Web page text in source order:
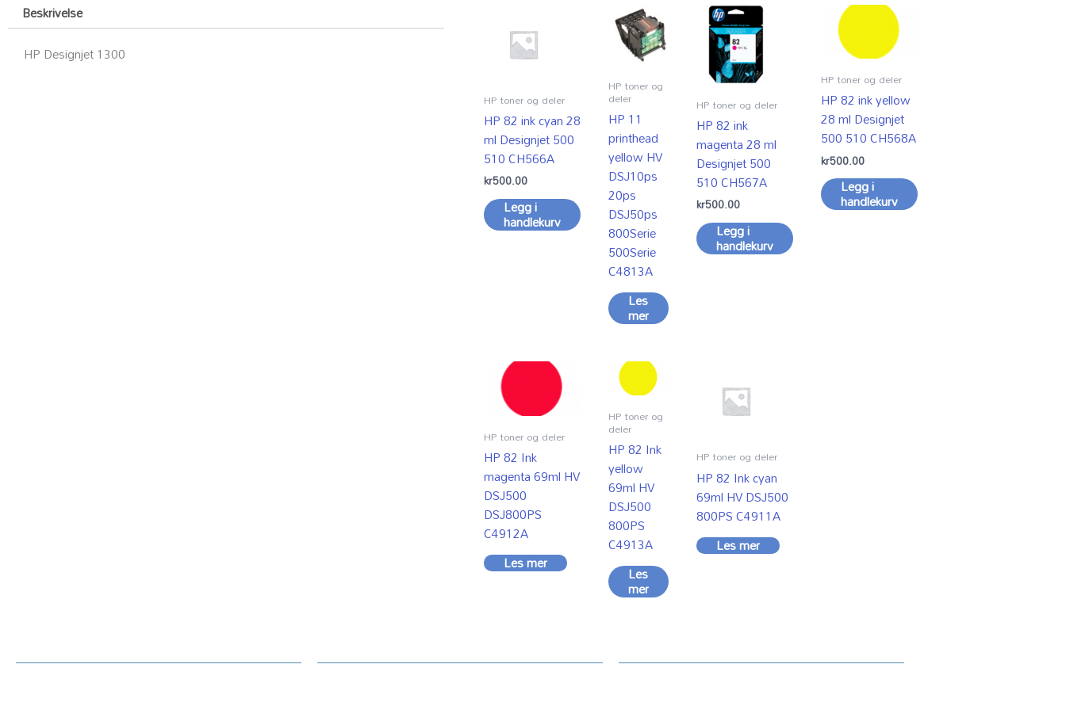
Beskrivelse
HP Designjet 1300
HP toner og deler
HP 82 ink cyan 28
ml Designjet 500
510 CH566A
kr500.00
Legg i
handlekurv
HP toner og
deler
HP 11
printhead
yellow HV
DSJ10ps
20ps
DSJ50ps
800Serie
500Serie
C4813A
Les
mer
HP toner og deler
HP 82 ink
magenta 28 ml
Designjet 500
510 CH567A
kr500.00
Legg i
handlekurv
HP toner og deler
HP 82 ink yellow
28 ml Designjet
500 510 CH568A
kr500.00
Legg i
handlekurv
HP toner og deler
HP 82 Ink
magenta 69ml HV
DSJ500
DSJ800PS
C4912A
Les mer
HP toner og
deler
HP 82 Ink
yellow
69ml HV
DSJ500
800PS
C4913A
Les
mer
HP toner og deler
HP 82 Ink cyan
69ml HV DSJ500
800PS C4911A
Les mer